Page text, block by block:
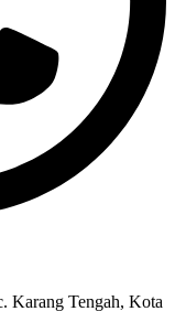
Karang Tengah, Kota